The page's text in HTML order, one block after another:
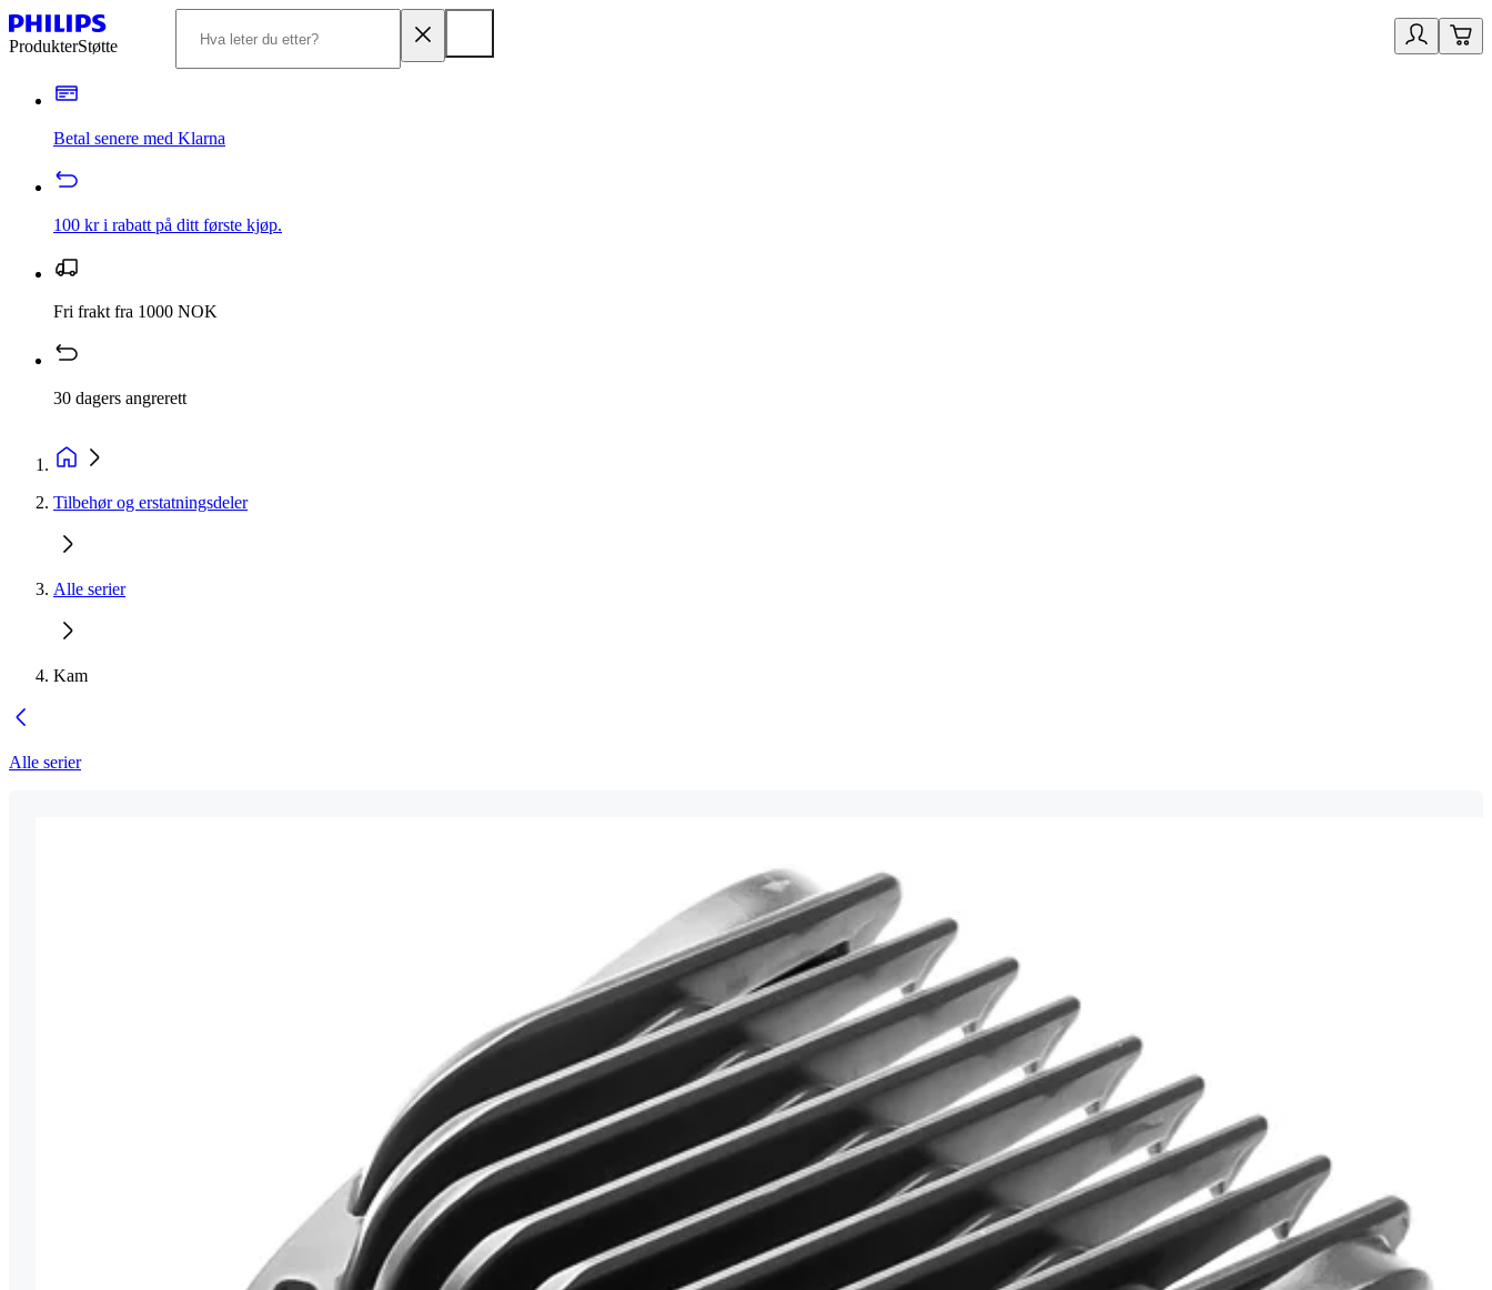
ProdukterStøtte
Betal senere med Klarna
100 kr i rabatt på ditt første kjøp.
Fri frakt fra 1000 NOK
30 dagers angrerett
Tilbehør og erstatningsdeler
Alle serier
Kam
Alle serier